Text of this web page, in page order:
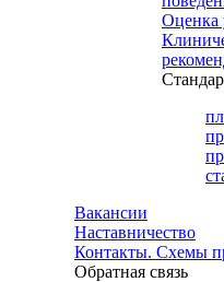
Оценка
Вакансии
Наставничество
Контакты. Схемы
Обратная связь